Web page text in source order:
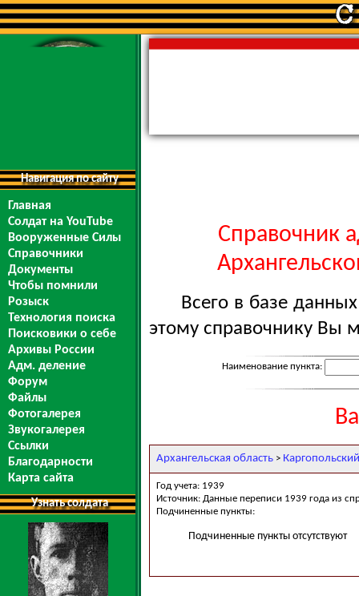
Навигация по сайту
Главная
Солдат на YouTube
Вооруженные Силы
Справочники
Документы
Чтобы помнили
Розыск
Технология поиска
Поисковики о себе
Архивы России
Адм. деление
Форум
Файлы
Фотогалерея
Звукогалерея
Ссылки
Благодарности
Карта сайта
Узнать солдата
Справочник
Всего в базе
этому справочнику Вы
Наименование пункта:
Архангельская область >
Год учета: 1939
Источник: Данные переписи 1939 года из
Подчиненные пункты:
Подчиненные пункты отсутствуют